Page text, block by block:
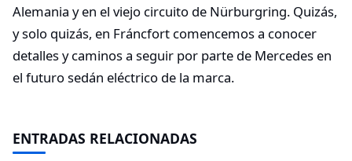
Alemania y en el viejo circuito de Nürburgring. Quizás,
y solo quizás, en Fráncfort comencemos a conocer
detalles y caminos a seguir por parte de Mercedes en
el futuro sedán eléctrico de la marca.
ENTRADAS RELACIONADAS